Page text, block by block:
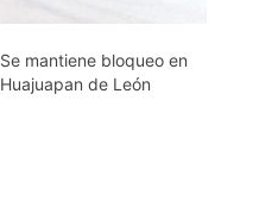
Se mantiene bloqueo en
Huajuapan de León